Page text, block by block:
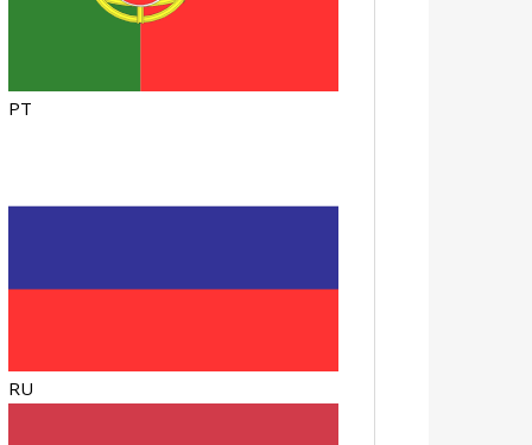
PT
RU